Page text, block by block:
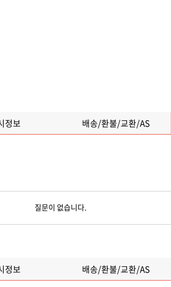
정보 배송/환불/교환/AS
질문이 없습니다.
정보 배송/환불/교환/AS